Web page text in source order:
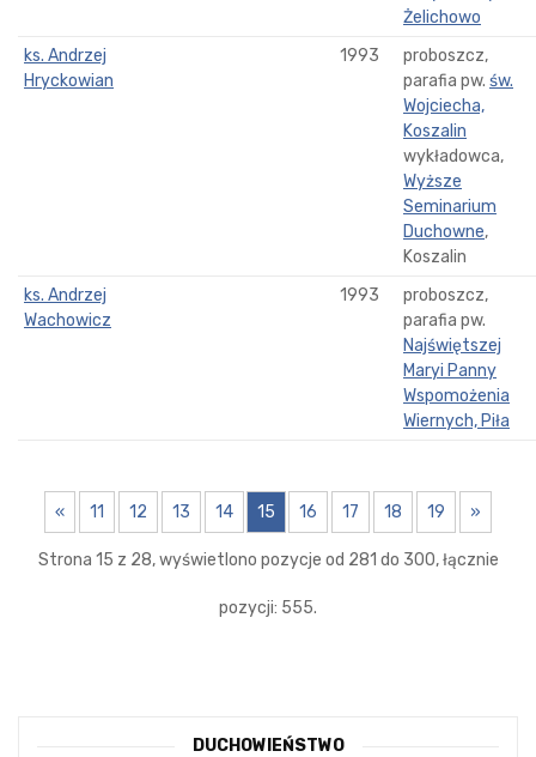
Żelichowo
ks. Andrzej
Hryckowian
1993
proboszcz,
parafia pw. św.
Wojciecha,
Koszalin
wykładowca,
Wyższe
Seminarium
Duchowne,
Koszalin
ks. Andrzej
Wachowicz
1993
proboszcz,
parafia pw.
Najświętszej
Maryi Panny
Wspomożenia
Wiernych, Piła
« 11 12 13 14 15 16 17 18 19 »
Strona 15 z 28, wyświetlono pozycje od 281 do 300, łącznie
pozycji: 555.
DUCHOWIEŃSTWO